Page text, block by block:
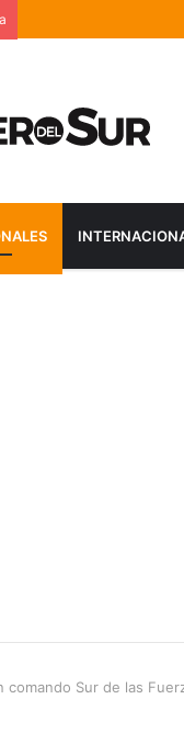
comando Sur de las